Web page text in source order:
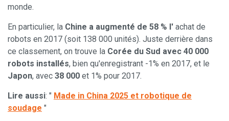
monde.
En particulier, la Chine a augmenté de 58 % l' achat de
robots en 2017 (soit 138 000 unités). Juste derrière dans
ce classement, on trouve la Corée du Sud avec 40 000
robots installés, bien qu'enregistrant -1% en 2017, et le
Japon, avec 38 000 et 1% pour 2017.
Lire aussi: " Made in China 2025 et robotique de
soudage "